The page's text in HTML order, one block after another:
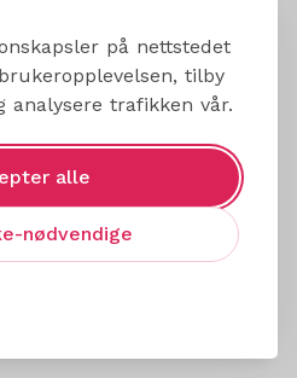
på nettstedet
tilby
analysere trafikken vår.
alle
nødvendige